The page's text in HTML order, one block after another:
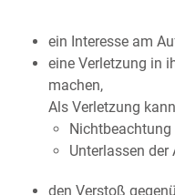
ein Interesse am
eine Verletzung in
machen,
Als Verletzung
Unterlassen der
den Verstoß